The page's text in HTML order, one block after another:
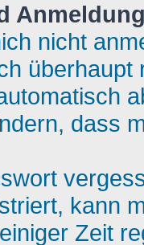
nicht
überhaupt
dass
kann
Zeit